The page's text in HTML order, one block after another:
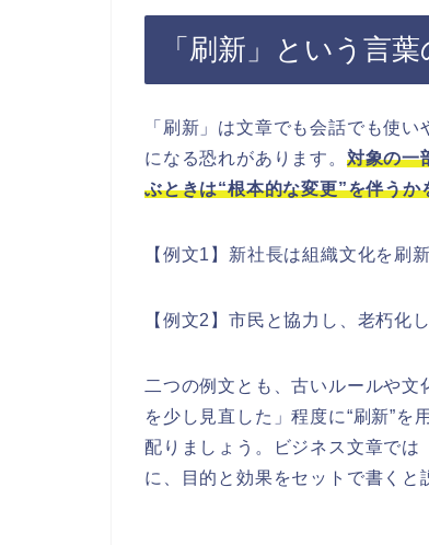
「刷新」という言
「刷新」は文章でも会話でも使
になる恐れがあります。 対象の一
ぶときは“根本的な変更”を伴うか
【例文1】新社長は組織文化を刷
【例文2】市民と協力し、老朽化
二つの例文とも、古いルールや
を少し見直した」程度に“刷新”
配りましょう。ビジネス文章では
に、目的と効果をセットで書くと